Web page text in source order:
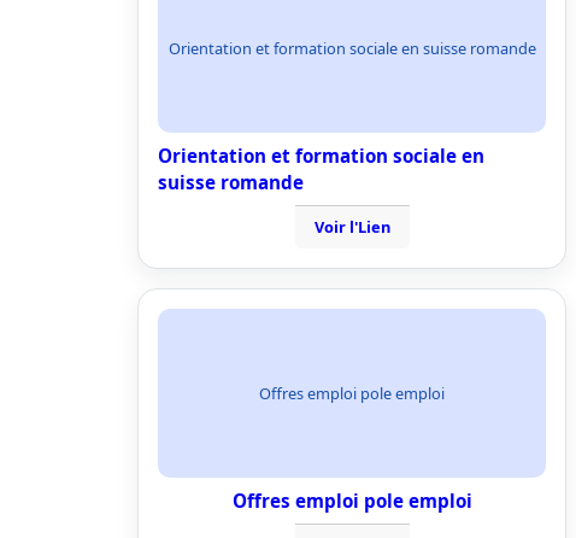
Orientation et formation sociale en suisse romande
Orientation et formation sociale en
suisse romande
Voir l'Lien
Offres emploi pole emploi
Offres emploi pole emploi